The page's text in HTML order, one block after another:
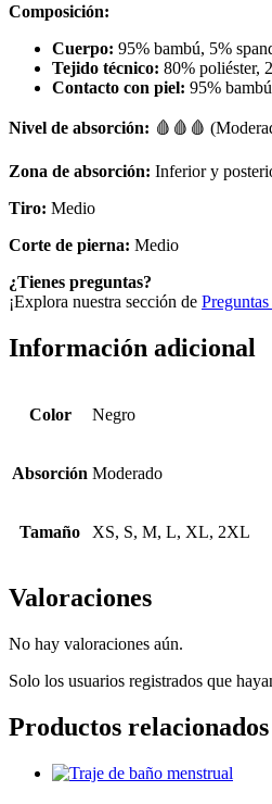
Composición:
Cuerpo: 95% bambú, 5%
Tejido técnico: 80% poliéster,
Contacto con piel: 95%
Nivel de absorción: 🩸🩸🩸
Zona de absorción: Inferior y
Tiro: Medio
Corte de pierna: Medio
¿Tienes preguntas?
¡Explora nuestra sección de
Información adicional
Color Negro
Absorción Moderado
Tamaño XS, S, M, L, XL, 2XL
Valoraciones
No hay valoraciones aún.
Solo los usuarios registrados que
Productos relacionados